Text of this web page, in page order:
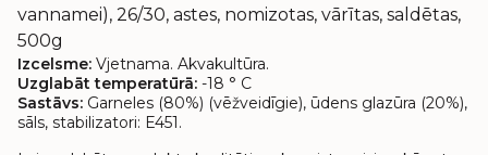
vannamei), 26/30, astes, nomizotas, vārītas, saldētas,
500g
Izcelsme: Vjetnama. Akvakultūra.
Uzglabāt temperatūrā: -18 ° C
Sastāvs: Garneles (80%) (vēžveidīgie), ūdens glazūra (20%),
sāls, stabilizatori: E451.